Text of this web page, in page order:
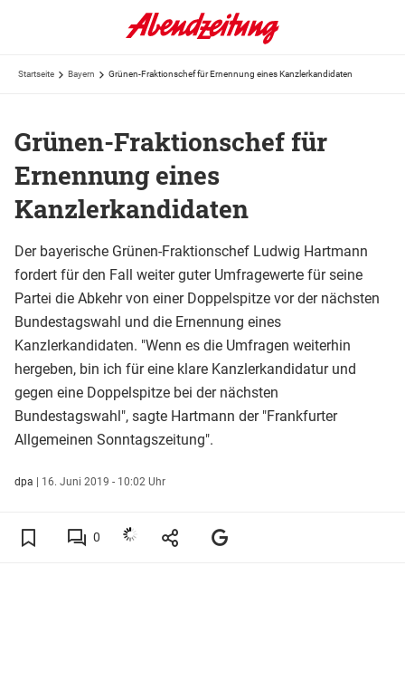
Startseite Bayern Grünen-Fraktionschef für Ernennung eines Kanzlerkandidaten
Grünen-Fraktionschef für
Ernennung eines
Kanzlerkandidaten
Der bayerische Grünen-Fraktionschef Ludwig Hartmann
fordert für den Fall weiter guter Umfragewerte für seine
Partei die Abkehr von einer Doppelspitze vor der nächsten
Bundestagswahl und die Ernennung eines
Kanzlerkandidaten. "Wenn es die Umfragen weiterhin
hergeben, bin ich für eine klare Kanzlerkandidatur und
gegen eine Doppelspitze bei der nächsten
Bundestagswahl", sagte Hartmann der "Frankfurter
Allgemeinen Sonntagszeitung".
dpa | 16. Juni 2019 - 10:02 Uhr
0